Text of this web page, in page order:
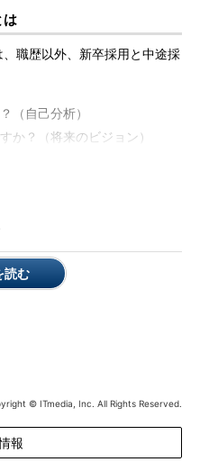
は
職歴以外、新卒採用と中途採
（自己分析）
か？（将来のビジョン）
ていないと答えられませ
識し、自己PRします。実際
ていて、自己PRも上手に行
何ら差はありません。
る企業の人事部長の言葉を借
る気でカバーするのは新卒で
読む
© ITmedia, Inc. All Rights Reserved.
報